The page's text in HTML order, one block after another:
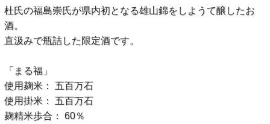
杜氏の福島崇氏が県内初となる雄山錦をしようて醸したお
酒。
直汲みで瓶詰した限定酒です。
「まる福」
使用麹米： 五百万石
使用掛米： 五百万石
麹精米歩合： 60％